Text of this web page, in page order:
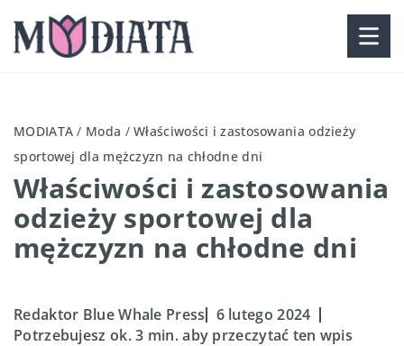
MODIATA / Moda /Właściwości i zastosowania odzieży
sportowej dla mężczyzn na chłodne dni
Właściwości i zastosowania
odzieży sportowej dla
mężczyzn na chłodne dni
Redaktor Blue Whale Press
6 lutego 2024
Potrzebujesz ok. 3 min. aby przeczytać ten wpis